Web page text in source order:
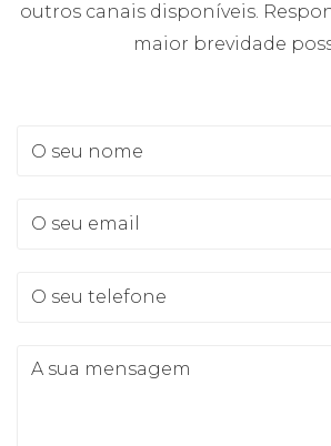
outros canais disponíveis.
maior brevidade
O seu nome
O seu email
O seu telefone
A sua mensagem